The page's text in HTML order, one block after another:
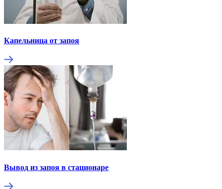
Капельница от запоя
Вывод из запоя в стационаре